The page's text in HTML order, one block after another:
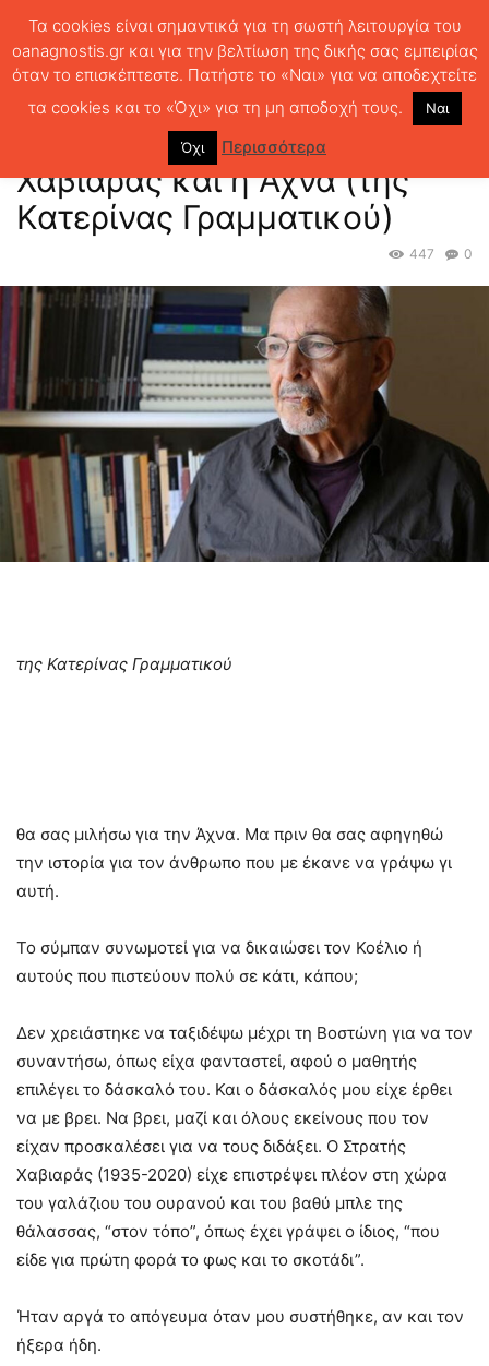
ΛΟΓΟΤΕΧΝΙΑ
Ο δάσκαλος Στρατής Χαβιαράς
και η Άχνα (της Κατερίνας Γραμματικού)
Ο δάσκαλος Στρατής
Χαβιαράς και η Άχνα (της
Κατερίνας Γραμματικού)
0
447
της Κατερίνας Γραμματικού
θα σας μιλήσω για την Άχνα. Μα πριν θα σας αφηγηθώ
την ιστορία για τον άνθρωπο που με έκανε να γράψω γι
αυτή.
Το σύμπαν συνωμοτεί για να δικαιώσει τον Κοέλιο ή
αυτούς που πιστεύουν πολύ σε κάτι, κάπου;
Δεν χρειάστηκε να ταξιδέψω μέχρι τη Βοστώνη για να τον
συναντήσω, όπως είχα φανταστεί, αφού ο μαθητής
επιλέγει το δάσκαλό του. Και ο δάσκαλός μου είχε έρθει
να με βρει. Να βρει, μαζί και όλους εκείνους που τον
είχαν προσκαλέσει για να τους διδάξει. Ο Στρατής
Χαβιαράς (1935-2020) είχε επιστρέψει πλέον στη χώρα
του γαλάζιου του ουρανού και του βαθύ μπλε της
θάλασσας, “στον τόπο”, όπως έχει γράψει ο ίδιος, “που
είδε για πρώτη φορά το φως και το σκοτάδι”.
Ήταν αργά το απόγευμα όταν μου συστήθηκε, αν και τον
ήξερα ήδη.
Τα cookies είναι σημαντικά για τη σωστή λειτουργία του
oanagnostis.gr και για την βελτίωση της δικής σας εμπειρίας
όταν το επισκέπτεστε. Πατήστε το «Ναι» για να αποδεχτείτε
τα cookies και το «Όχι» για τη μη αποδοχή τους.
Ναι
Όχι Περισσότερα